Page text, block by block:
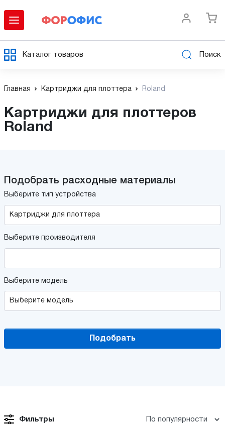
Каталог товаров Поиск
Главная Картриджи для плоттера Roland
Картриджи для плоттеров
Roland
Подобрать расходные материалы
Выберите тип устройства
Выберите производителя
Выберите модель
Подобрать
Фильтры